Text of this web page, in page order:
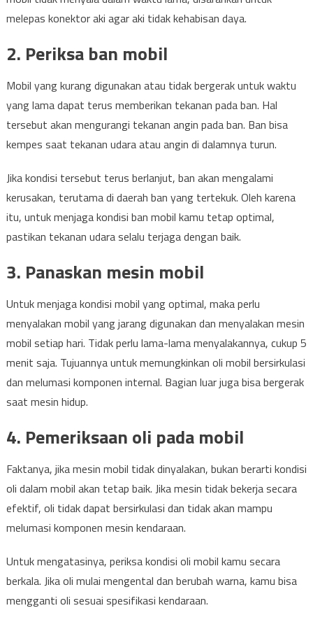
melepas konektor aki agar aki tidak kehabisan daya.
2. Periksa ban mobil
Mobil yang kurang digunakan atau tidak bergerak untuk waktu
yang lama dapat terus memberikan tekanan pada ban. Hal
tersebut akan mengurangi tekanan angin pada ban. Ban bisa
kempes saat tekanan udara atau angin di dalamnya turun.
Jika kondisi tersebut terus berlanjut, ban akan mengalami
kerusakan, terutama di daerah ban yang tertekuk. Oleh karena
itu, untuk menjaga kondisi ban mobil kamu tetap optimal,
pastikan tekanan udara selalu terjaga dengan baik.
3. Panaskan mesin mobil
Untuk menjaga kondisi mobil yang optimal, maka perlu
menyalakan mobil yang jarang digunakan dan menyalakan mesin
mobil setiap hari. Tidak perlu lama-lama menyalakannya, cukup 5
menit saja. Tujuannya untuk memungkinkan oli mobil bersirkulasi
dan melumasi komponen internal. Bagian luar juga bisa bergerak
saat mesin hidup.
4. Pemeriksaan oli pada mobil
Faktanya, jika mesin mobil tidak dinyalakan, bukan berarti kondisi
oli dalam mobil akan tetap baik. Jika mesin tidak bekerja secara
efektif, oli tidak dapat bersirkulasi dan tidak akan mampu
melumasi komponen mesin kendaraan.
Untuk mengatasinya, periksa kondisi oli mobil kamu secara
berkala. Jika oli mulai mengental dan berubah warna, kamu bisa
mengganti oli sesuai spesifikasi kendaraan.